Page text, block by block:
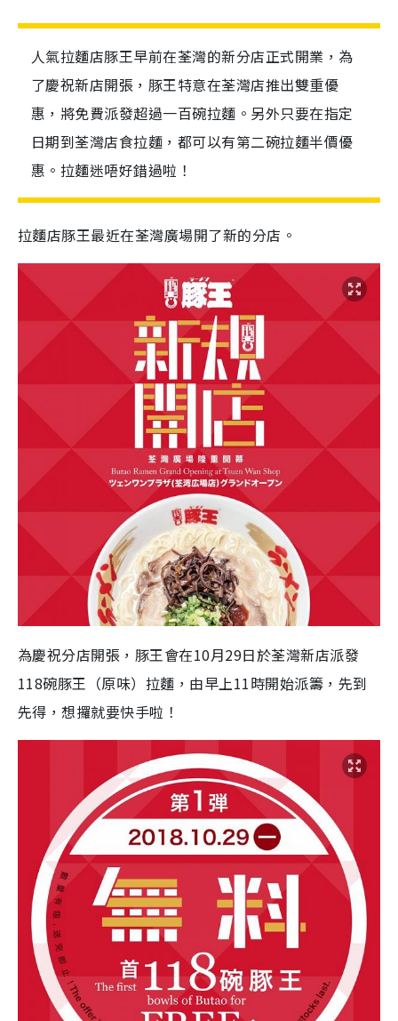
人氣拉麵店豚王早前在荃灣的新分店正式開業，為
了慶祝新店開張，豚王特意在荃灣店推出雙重優
惠，將免費派發超過一百碗拉麵。另外只要在指定
日期到荃灣店食拉麵，都可以有第二碗拉麵半價優
惠。拉麵迷唔好錯過啦！
拉麵店豚王最近在荃灣廣場開了新的分店。
為慶祝分店開張，豚王會在10月29日於荃灣新店派發
118碗豚王（原味）拉麵，由早上11時開始派籌，先到
先得，想攞就要快手啦！